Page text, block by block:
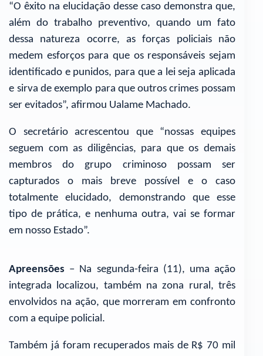
“O êxito na elucidação desse caso demonstra que,
além do trabalho preventivo, quando um fato
dessa natureza ocorre, as forças policiais não
medem esforços para que os responsáveis sejam
identificado e punidos, para que a lei seja aplicada
e sirva de exemplo para que outros crimes possam
ser evitados”, afirmou Ualame Machado.
O secretário acrescentou que “nossas equipes
seguem com as diligências, para que os demais
membros do grupo criminoso possam ser
capturados o mais breve possível e o caso
totalmente elucidado, demonstrando que esse
tipo de prática, e nenhuma outra, vai se formar
em nosso Estado”.
Apreensões – Na segunda-feira (11), uma ação
integrada localizou, também na zona rural, três
envolvidos na ação, que morreram em confronto
com a equipe policial.
Também já foram recuperados mais de R$ 70 mil